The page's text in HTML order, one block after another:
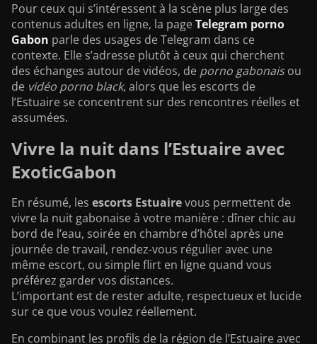
Pour ceux qui s’intéressent à la scène plus large des
contenus adultes en ligne, la pageTelegram porno
Gabon parle des usages de Telegram dans ce
contexte. Elle s’adresse plutôt à ceux qui cherchent
des échanges autour de vidéos, de porno gabonaisou
de vidéo porno black, alors que les escorts de
l’Estuaire se concentrent sur des rencontres réelles et
assumées.
Vivre la nuit dans l’Estuaire avec
ExoticGabon
En résumé, les escorts Estuairevous permettent de
vivre la nuit gabonaise à votre manière : dîner chic au
bord de l’eau, soirée en chambre d’hôtel après une
journée de travail, rendez-vous régulier avec une
même escort, ou simple flirt en ligne quand vous
préférez garder vos distances.
L’important est de rester adulte, respectueux et lucide
sur ce que vous voulez réellement.
En combinant les profils de la région de l’Estuaire avec